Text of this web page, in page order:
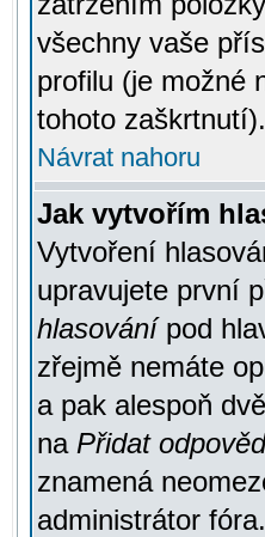
všechny vaše
profilu (je možné
tohoto zaškrtnutí).
Návrat nahoru
Jak vytvořím
Vytvoření
upravujete první
hlasovánípod
zřejmě nemáte
a pak alespoň
na Přidat
znamená
administrátor fóra.